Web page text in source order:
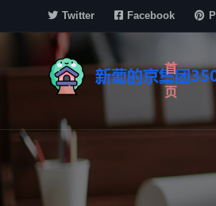
Twitter Facebook
首
页